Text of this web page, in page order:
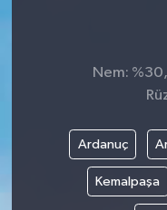
Nem:
Ardanuç
Kemalpaşa